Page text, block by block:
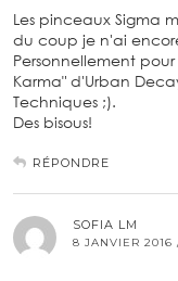
Les pinceaux Sigma
du coup je n'ai
Personnellement
Karma" d'Urban
Techniques ;).
Des bisous!
RÉPONDRE
SOFIA LM
8 JANVIER 2016